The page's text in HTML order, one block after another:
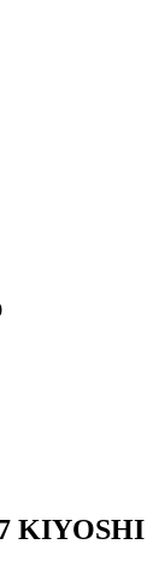
KIYOSHI